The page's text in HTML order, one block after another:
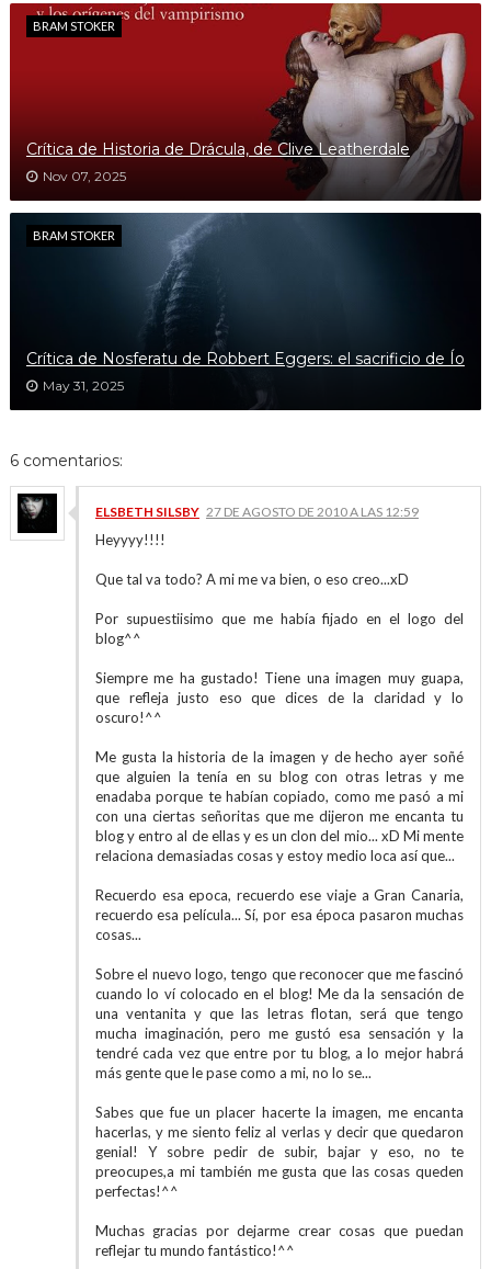
BRAM STOKER
Crítica de Historia de Drácula, de Clive Leatherdale
Nov 07, 2025
BRAM STOKER
Crítica de Nosferatu de Robbert Eggers: el sacrificio de Ío
May 31, 2025
6 comentarios:
ELSBETH SILSBY 27 DE AGOSTO DE 2010 A LAS 12:59
Heyyyy!!!!
Que tal va todo? A mi me va bien, o eso creo...xD
Por supuestiisimo que me había fijado en el logo del
blog^^
Siempre me ha gustado! Tiene una imagen muy guapa,
que refleja justo eso que dices de la claridad y lo
oscuro!^^
Me gusta la historia de la imagen y de hecho ayer soñé
que alguien la tenía en su blog con otras letras y me
enadaba porque te habían copiado, como me pasó a mi
con una ciertas señoritas que me dijeron me encanta tu
blog y entro al de ellas y es un clon del mio... xD Mi mente
relaciona demasiadas cosas y estoy medio loca así que...
Recuerdo esa epoca, recuerdo ese viaje a Gran Canaria,
recuerdo esa película... Sí, por esa época pasaron muchas
cosas...
Sobre el nuevo logo, tengo que reconocer que me fascinó
cuando lo ví colocado en el blog! Me da la sensación de
una ventanita y que las letras flotan, será que tengo
mucha imaginación, pero me gustó esa sensación y la
tendré cada vez que entre por tu blog, a lo mejor habrá
más gente que le pase como a mi, no lo se...
Sabes que fue un placer hacerte la imagen, me encanta
hacerlas, y me siento feliz al verlas y decir que quedaron
genial! Y sobre pedir de subir, bajar y eso, no te
preocupes,a mi también me gusta que las cosas queden
perfectas!^^
Muchas gracias por dejarme crear cosas que puedan
reflejar tu mundo fantástico!^^